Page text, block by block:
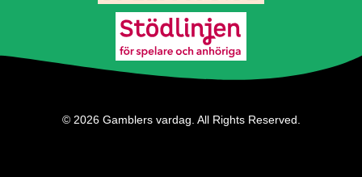
© 2026 Gamblers vardag. All Rights Reserved.